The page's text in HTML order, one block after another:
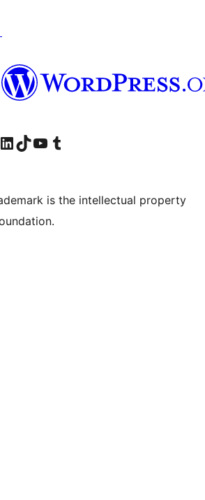
на Facebook
наш Instagram
Посетите нашу страницу в LinkedIn
Посетите нашу учётную запись в TikTok
Посетите наш канал YouTube
Посетите нашу учётную запись в Tumblr
is the intellectual property